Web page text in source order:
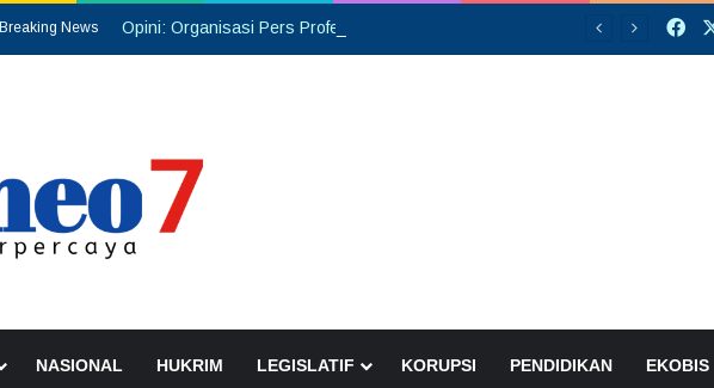
Breaking News
NASIONAL HUKRIM LEGISLATIF KORUPSI PENDIDIKAN EKOBIS